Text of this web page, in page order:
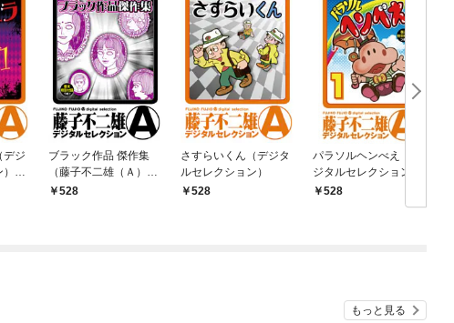
デジ
ブラック作品 傑作集
（藤子不二雄（Ａ）デ
ジタルセレクション）
528
さすらいくん（デジタ
ルセレクション）
528
パラソルヘンべえ（デ
ジタルセレクション）
（１）
528
もっと見る